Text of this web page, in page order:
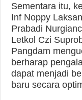
Sementara itu,
Inf Noppy
Prabadi
Letkol Czi
Pangdam
berharap
dapat menjadi
baru secara